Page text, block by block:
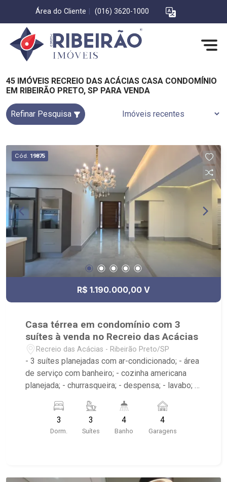
Área do Cliente (016) 3620-1000
45 IMÓVEIS RECREIO DAS ACÁCIAS CASA CONDOMÍNIO
EM RIBEIRÃO PRETO, SP PARA VENDA
Refinar Pesquisa
Cód. 19875
R$ 1.190.000,00 V
Casa térrea em condomínio com 3
suítes à venda no Recreio das Acácias
Recreio das Acácias - Ribeirão Preto/SP
- 3 suítes planejadas com ar-condicionado; - área
de serviço com banheiro; - cozinha americana
planejada; - churrasqueira; - despensa; - lavabo; -
Condomínio com portaria 24h, ronda motorizada,
piscina, quadra poliesportiva, playground,
academia e salão de festas;
3
Dorm.
3
Suítes
4
Banho
4
Garagens